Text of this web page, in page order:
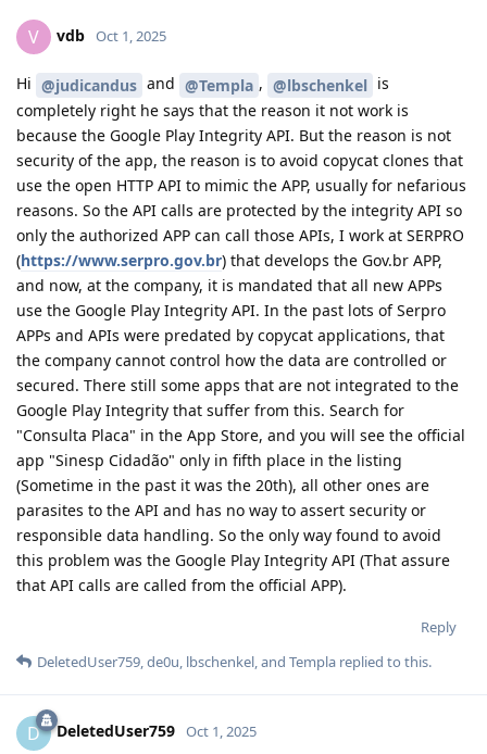
V vdb Oct 1, 2025
Hi @judicandus and @Templa , @lbschenkel is
completely right he says that the reason it not work is
because the Google Play Integrity API. But the reason is not
security of the app, the reason is to avoid copycat clones that
use the open HTTP API to mimic the APP, usually for nefarious
reasons. So the API calls are protected by the integrity API so
only the authorized APP can call those APIs, I work at SERPRO
(https://www.serpro.gov.br) that develops the Gov.br APP,
and now, at the company, it is mandated that all new APPs
use the Google Play Integrity API. In the past lots of Serpro
APPs and APIs were predated by copycat applications, that
the company cannot control how the data are controlled or
secured. There still some apps that are not integrated to the
Google Play Integrity that suffer from this. Search for
"Consulta Placa" in the App Store, and you will see the official
app "Sinesp Cidadão" only in fifth place in the listing
(Sometime in the past it was the 20th), all other ones are
parasites to the API and has no way to assert security or
responsible data handling. So the only way found to avoid
this problem was the Google Play Integrity API (That assure
that API calls are called from the official APP).
Reply
DeletedUser759 de0u lbschenkel , and Templa replied to this.
D DeletedUser759 Oct 1, 2025